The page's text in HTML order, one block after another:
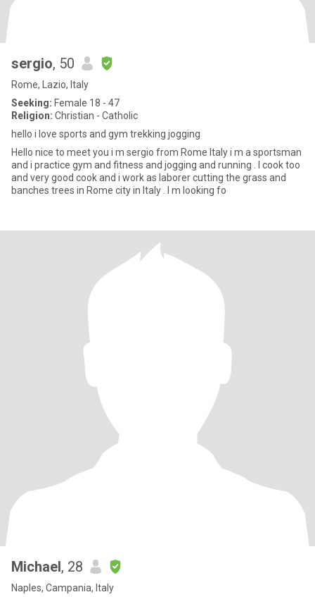
sergio, 50
Rome, Lazio, Italy
Seeking: Female 18 - 47
Religion: Christian - Catholic
hello i love sports and gym trekking jogging
Hello nice to meet you i m sergio from Rome Italy i m a sportsman
and i practice gym and fitness and jogging and running . I cook too
and very good cook and i work as laborer cutting the grass and
banches trees in Rome city in Italy . I m looking fo
Michael, 28
Naples, Campania, Italy